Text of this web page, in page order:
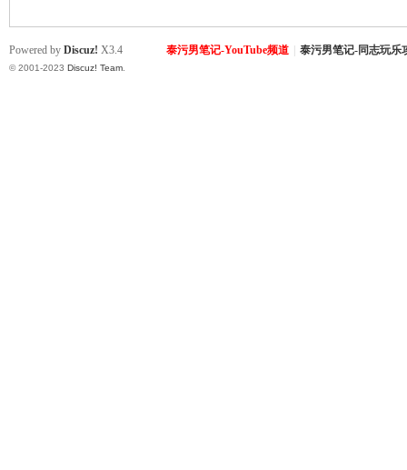
泰污男笔记-YouTube频道 泰污男笔记-同志玩乐
Powered by Discuz! X3.4
© 2001-2023 Discuz! Team.